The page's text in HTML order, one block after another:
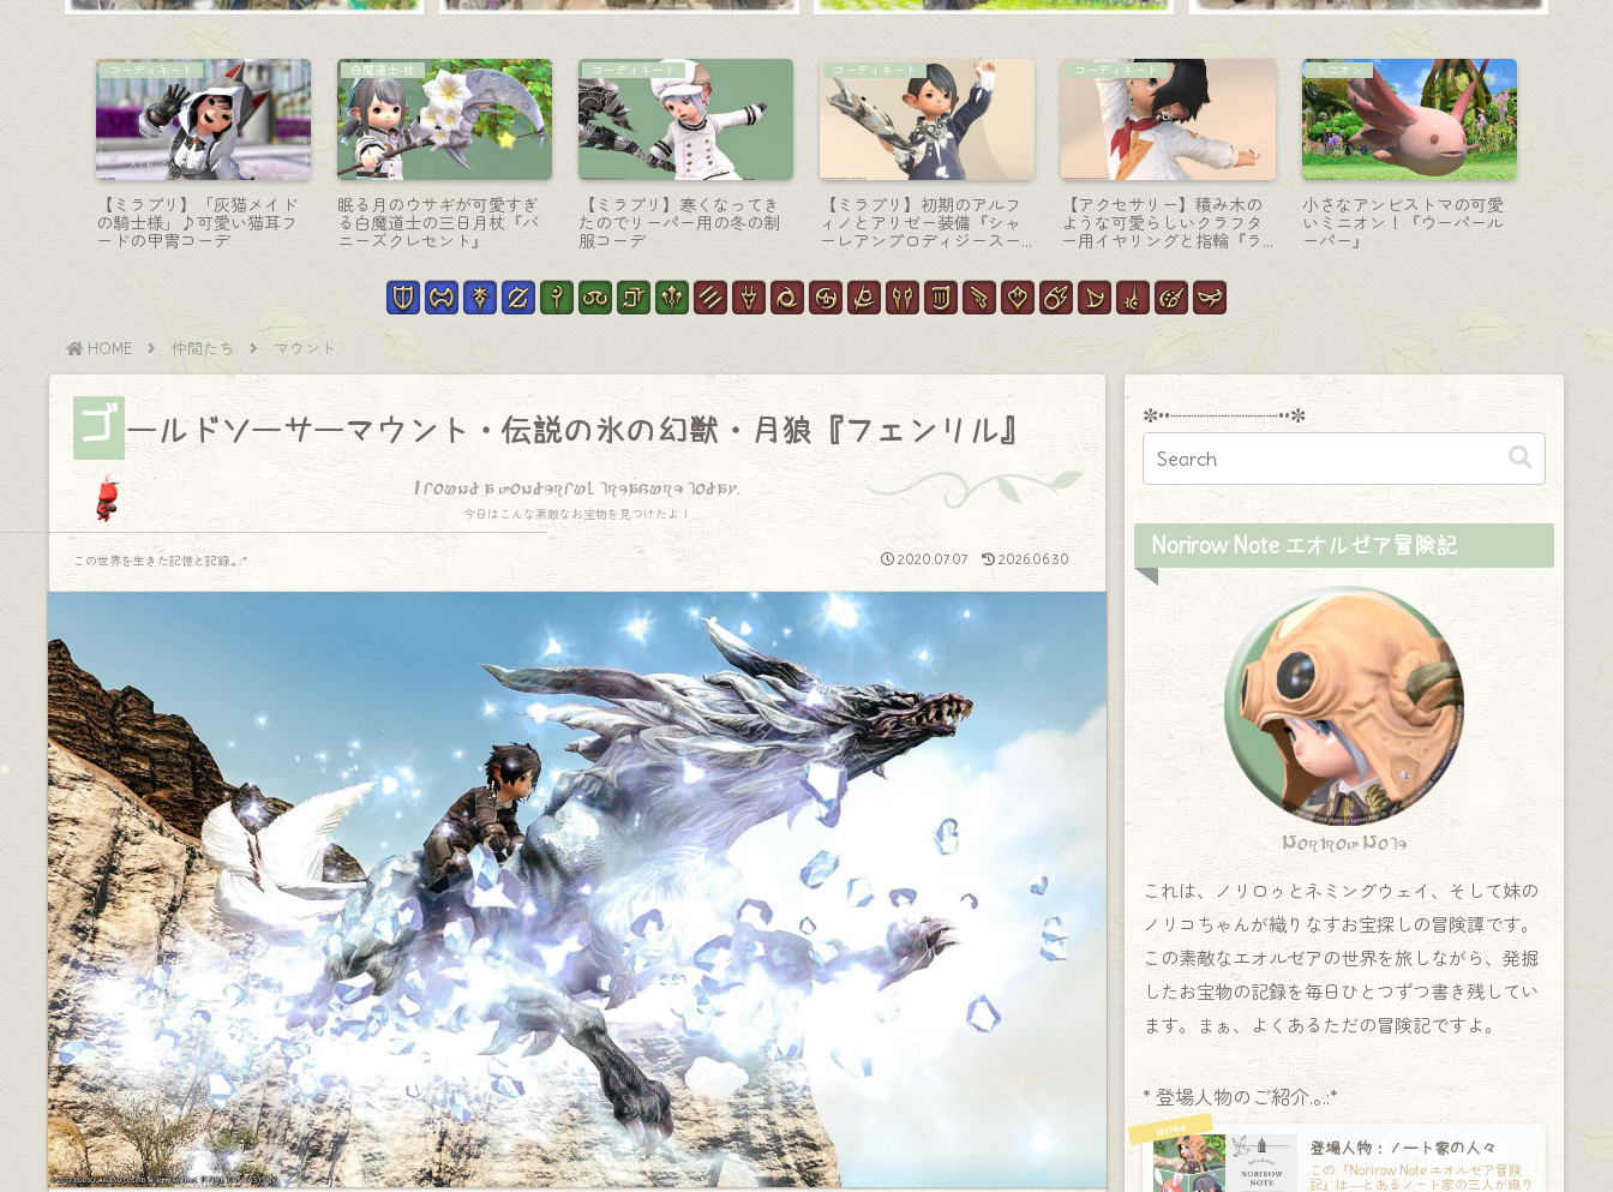
リーパー-大鎌
巨大エメラルドが輝くアン
ティークなオシャレ大鎌・
リーパー武器『ゾーモーの
薙鎌』
踊り子-投擲
機械的でスチームパンクな
踊り子投擲武器『インペリ
アル・マジテックグレイ
ガンブレード
オメガ零式アルファ編4層の
ガンブレイカー武器・SFな
銃剣『オメガバヨネット』
ミニオン
妖怪ウォッチのミニオン・
カッコいい猫の浮遊霊『フ
ユニャン』
戦士-斧
極ゼレニアの戦士武器・機
械鳳凰の小ぶり斧『クイー
ンズナイト・バルディッシ
白魔道士-杖
白魔道士のファントムウェ
ポン (PW) 第三形態・光る月
桂樹の聖なる杖『ファント
ムオブスキュラム・ケー
ナイト
レロフ
HOME 仲間たち マウント
ゴ ールドソーサーマウント・伝説の氷の幻獣・月狼『フェンリル』
I found a wonderful treasure today.
今日はこんな素敵なお宝物を見つけたよ！
2020.07.07 2026.06.30
この世界を生きた記憶と記録.｡.:*
✼••┈┈┈┈┈┈┈┈┈••✼
Norirow Note エオルゼア冒険記
Norirow Note
これは、ノリロゥとネミングウェイ、そして妹の
ノリコちゃんが織りなすお宝探しの冒険譚です。
この素敵なエオルゼアの世界を旅しながら、発掘
したお宝物の記録を毎日ひとつずつ書き残してい
ます。まぁ、よくあるただの冒険記ですよ。
* 登場人物のご紹介.｡.:*
登場人物：ノート家の人々
この『Norirow Note エオルゼア冒険
記』は―とあるノート家の三人が織り